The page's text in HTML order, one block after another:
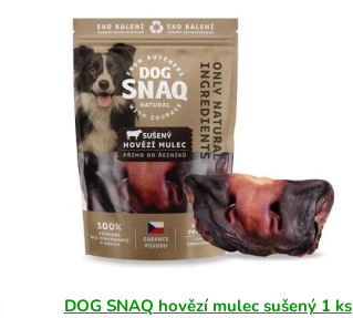
DOG SNAQ hovězí mulec sušený 1 ks